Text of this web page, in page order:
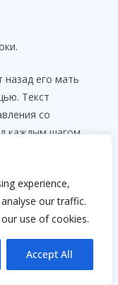
experience,
our traffic.
use of cookies.
Accept All
назад его мать
Текст
со
каждым шагом.